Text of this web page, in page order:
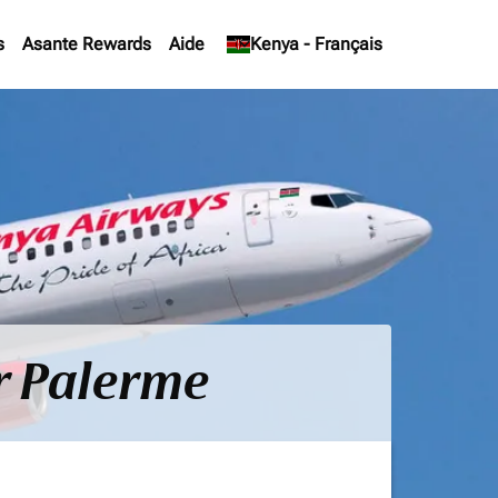
Asante Rewards Aide Kenya - Français
keyboard_arrow_down
Palerme